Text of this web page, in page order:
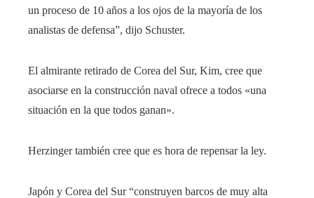
un proceso de 10 años a los ojos de la mayoría de los
analistas de defensa”, dijo Schuster.
El almirante retirado de Corea del Sur, Kim, cree que
asociarse en la construcción naval ofrece a todos «una
situación en la que todos ganan».
Herzinger también cree que es hora de repensar la ley.
Japón y Corea del Sur “construyen barcos de muy alta